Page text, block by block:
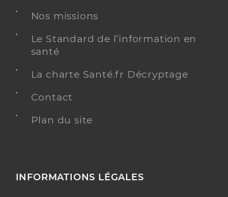
Nos missions
Le Standard de l’information en
santé
La charte Santé.fr Décryptage
Contact
Plan du site
INFORMATIONS LÉGALES